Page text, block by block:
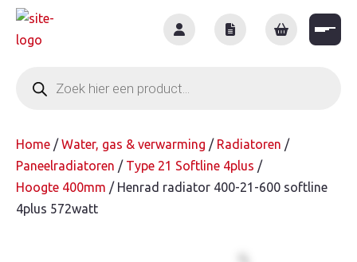
Skip
zoeken
Home /Water, gas & verwarming / Radiatoren /
Paneelradiatoren / Type 21 Softline 4plus /
Hoogte 400mm / Henrad radiator 400-21-600 softline
4plus 572watt